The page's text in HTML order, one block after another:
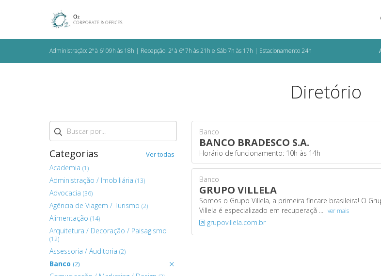
Administração: 2ª à 6ª 09h às 18h | Recepção: 2ª à 6ª 7h às 21h e Sáb 7h às 17h | Estacionamento 24h
Diretório
Buscar
Categorias Ver todas
Academia (1)
Administração / Imobiliária (13)
Advocacia (36)
Agência de Viagem / Turismo (2)
Alimentação (14)
Arquitetura / Decoração / Paisagismo
(12)
Assessoria / Auditoria (2)
Banco (2)
Banco
BANCO BRADESCO S.A.
Horário de funcionamento: 10h às 14h
Banco
GRUPO VILLELA
Somos o Grupo Villela, a primeira fincare brasileira! O
Villela é especializado em recuperaçã ... ver mais
grupovillela.com.br